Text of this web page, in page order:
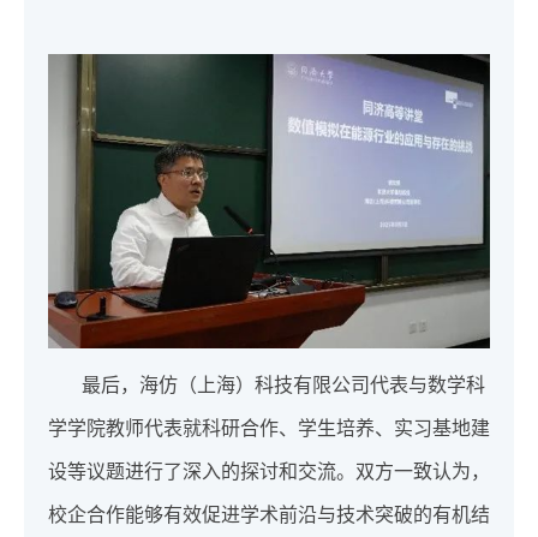
最后，海仿（上海）科技有限公司代表与数学科
学学院教师代表就科研合作、学生培养、实习基地建
设等议题进行了深入的探讨和交流。双方一致认为，
校企合作能够有效促进学术前沿与技术突破的有机结